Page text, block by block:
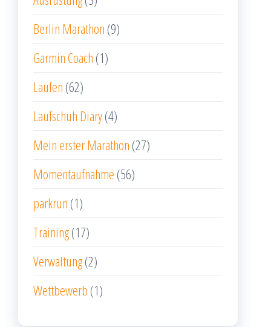
Berlin Marathon (9)
Garmin Coach (1)
Laufen (62)
Laufschuh Diary(4)
Mein erster Marathon (27)
Momentaufnahme (56)
parkrun (1)
Training(17)
Verwaltung(2)
Wettbewerb (1)